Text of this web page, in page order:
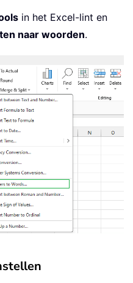
in het Excel-lint en
naar woorden.